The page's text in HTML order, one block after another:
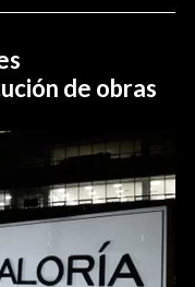
de obras